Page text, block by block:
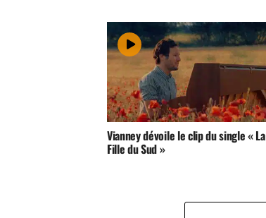
Vianney dévoile le clip du single « La
Fille du Sud »